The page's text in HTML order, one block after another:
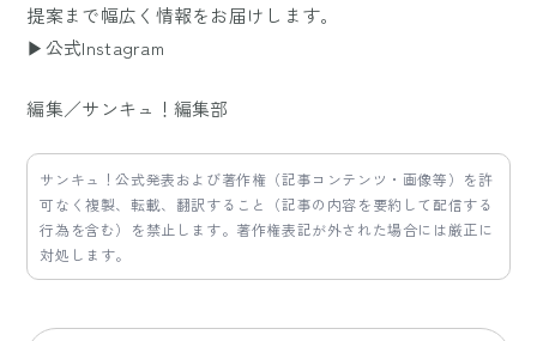
提案まで幅広く情報をお届けします。
▶公式Instagram
編集／サンキュ！編集部
サンキュ！公式発表および著作権（記事コンテンツ・画像等）を許
可なく複製、転載、翻訳すること（記事の内容を要約して配信する
行為を含む）を禁止します。著作権表記が外された場合には厳正に
対処します。